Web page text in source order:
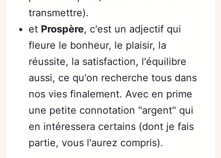
transmettre).
et Prospère, c'est un adjectif qui
fleure le bonheur, le plaisir, la
réussite, la satisfaction, l'équilibre
aussi, ce qu'on recherche tous dans
nos vies finalement. Avec en prime
une petite connotation "argent" qui
en intéressera certains (dont je fais
partie, vous l'aurez compris).